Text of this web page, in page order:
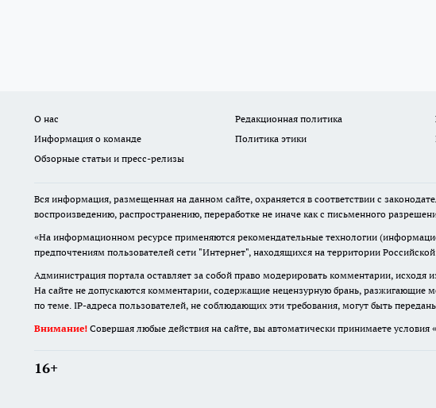
О нас Редакционная политика
Информация о команде
Политика этики
Обзорные статьи и пресс-релизы
Вся информация, размещенная на данном сайте, охраняется в соответствии с
воспроизведению, распространению, переработке не иначе как с письменного
«На информационном ресурсе применяются рекомендательные технологии
предпочтениям пользователей сети "Интернет", находящихся на территории
Администрация портала оставляет за собой право модерировать комментарии,
На сайте не допускаются комментарии, содержащие нецензурную брань, разжигающие
по теме. IP-адреса пользователей, не соблюдающих эти требования, могут быть
Внимание! Совершая любые действия на сайте, вы автоматически принимаете условия «
16+